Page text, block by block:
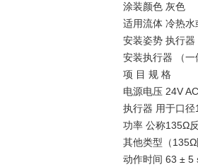
涂装颜色 灰色
适用流体 冷热
安装姿势 执行
安装执行器 （一
项 目 规 格
电源电压 24V
执行器 用于口
功率 公称135Ω
其他类型（
动作时间 63 ± 5